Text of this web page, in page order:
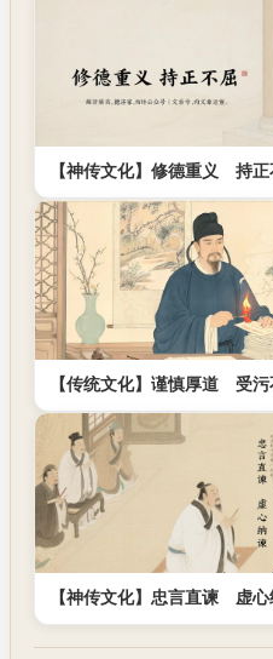
【神传文化】修德重义 持正
【传统文化】谨慎厚道 受污
【神传文化】忠言直谏 虚心